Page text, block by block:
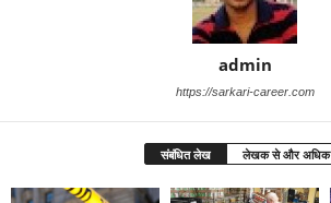
admin
https://sarkari-career.com
संबंधित लेख लेखक से और अधिक